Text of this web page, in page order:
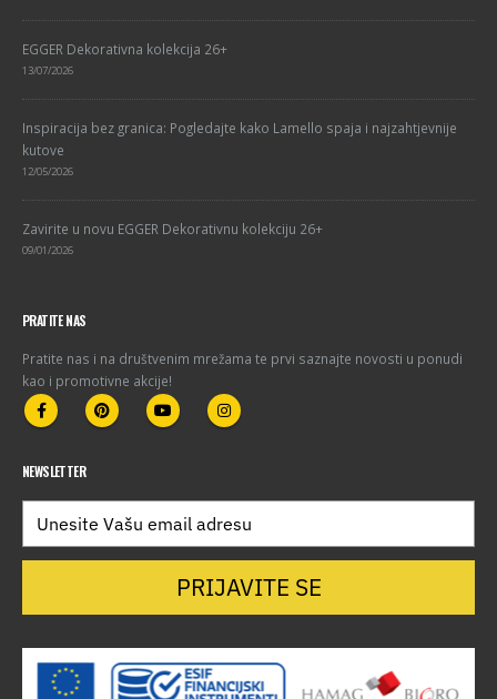
EGGER Dekorativna kolekcija 26+
13/07/2026
Inspiracija bez granica: Pogledajte kako Lamello spaja i najzahtjevnije
kutove
12/05/2026
Zavirite u novu EGGER Dekorativnu kolekciju 26+
09/01/2026
PRATITE NAS
Pratite nas i na društvenim mrežama te prvi saznajte novosti u ponudi
kao i promotivne akcije!
NEWSLETTER
PRIJAVITE SE